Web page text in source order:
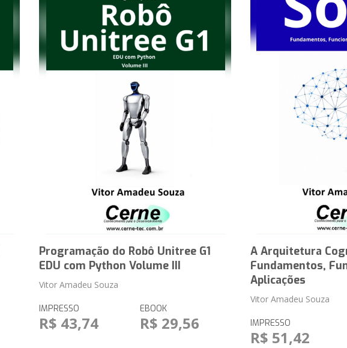
Programação do Robô Unitree G1
EDU com Python Volume III
Vitor Amadeu Souza
IMPRESSO
R$ 43,74
EBOOK
R$ 29,56
A Arquitetura
Fundamentos,
Aplicações
Vitor Amadeu Souza
IMPRESSO
R$ 51,42